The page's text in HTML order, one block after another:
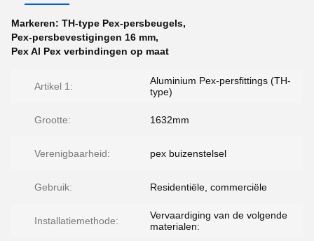
Markeren: TH-type Pex-persbeugels,
Pex-persbevestigingen 16 mm,
Pex Al Pex verbindingen op maat
Artikel 1:
Aluminium Pex-persfittings (TH-
type)
Grootte: 1632mm
Verenigbaarheid: pex buizenstelsel
Gebruik: Residentiële, commerciële
Installatiemethode:
Vervaardiging van de volgende
materialen: